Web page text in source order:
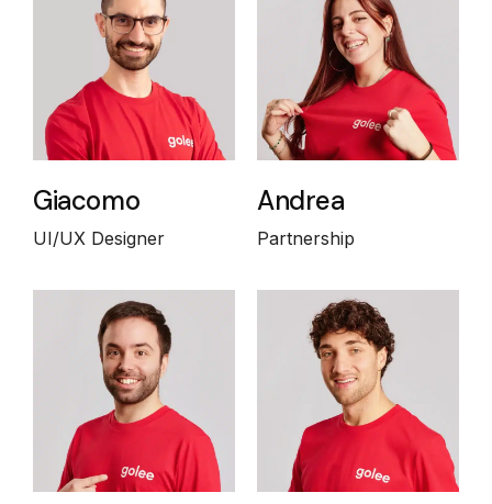
Giacomo
UI/UX Designer
Andrea
Partnership